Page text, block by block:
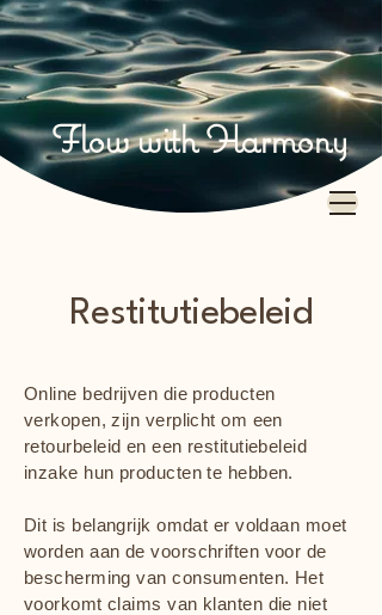
Flow with Harmony
Restitutiebeleid
Online bedrijven die producten
verkopen, zijn verplicht om een
retourbeleid en een restitutiebeleid
inzake hun producten te hebben.
Dit is belangrijk omdat er voldaan moet
worden aan de voorschriften voor de
bescherming van consumenten. Het
voorkomt claims van klanten die niet